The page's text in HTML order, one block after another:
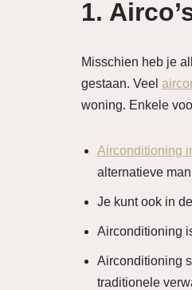
1.
Misschien heb je
gestaan. Veel
woning. Enkele
Airconditioning
alternatieve
Je kunt ook in
Airconditioning
Airconditioning
traditionele